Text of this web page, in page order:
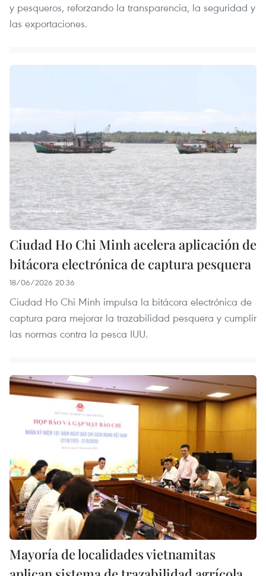
y pesqueros, reforzando la transparencia, la seguridad y
las exportaciones.
Ciudad Ho Chi Minh acelera aplicación de
bitácora electrónica de captura pesquera
18/06/2026 20:36
Ciudad Ho Chi Minh impulsa la bitácora electrónica de
captura para mejorar la trazabilidad pesquera y cumplir
las normas contra la pesca IUU.
Mayoría de localidades vietnamitas